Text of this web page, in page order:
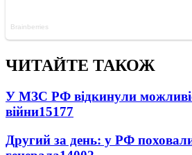
ЧИТАЙТЕ ТАКОЖ
У МЗС РФ відкинули
війни15177
Другий за день: у РФ